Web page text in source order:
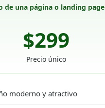
de una página o landing page
$299
Precio único
moderno y atractivo